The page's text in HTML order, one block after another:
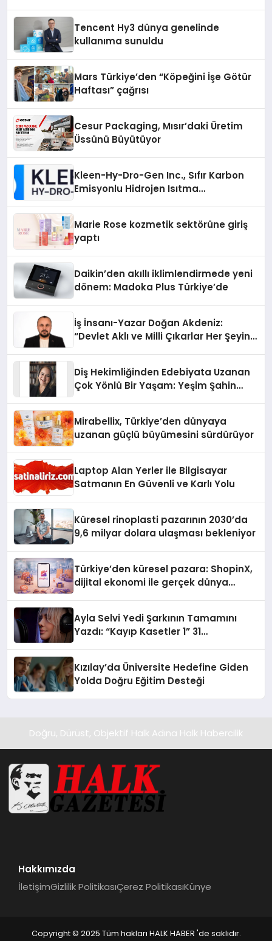
Tencent Hy3 dünya genelinde
kullanıma sunuldu
Mars Türkiye’den “Köpeğini İşe Götür
Haftası” çağrısı
Cesur Packaging, Mısır’daki Üretim
Üssünü Büyütüyor
Kleen-Hy-Dro-Gen Inc., Sıfır Karbon
Emisyonlu Hidrojen Isıtma
Marie Rose kozmetik sektörüne giriş
yaptı
Daikin’den akıllı iklimlendirmede yeni
dönem: Madoka Plus Türkiye’de
İş İnsanı-Yazar Doğan Akdeniz:
“Devlet Aklı ve Milli Çıkarlar Her Şeyin
Diş Hekimliğinden Edebiyata Uzanan
Çok Yönlü Bir Yaşam: Yeşim Şahin
Mirabellix, Türkiye’den dünyaya
uzanan güçlü büyümesini sürdürüyor
Laptop Alan Yerler ile Bilgisayar
Satmanın En Güvenli ve Karlı Yolu
Küresel rinoplasti pazarının 2030’da
9,6 milyar dolara ulaşması bekleniyor
Türkiye’den küresel pazara: ShopinX,
dijital ekonomi ile gerçek dünya
Ayla Selvi Yedi Şarkının Tamamını
Yazdı: “Kayıp Kasetler 1” 31
Kızılay’da Üniversite Hedefine Giden
Yolda Doğru Eğitim Desteği
Doğru, Dürüst, Objektif Halk Adına Halk Habercilik
Hakkımızda
İletişimGizlilik PolitikasıÇerez PolitikasıKünye
Copyright © 2025 Tüm hakları HALK HABER 'de saklıdır.